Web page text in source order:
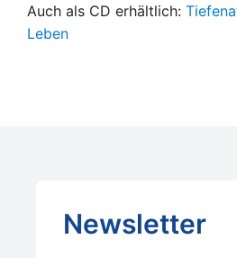
Auch als CD erhältlich:
Leben
Newsletter